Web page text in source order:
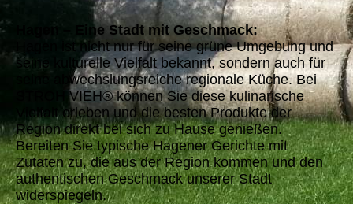
Hagen – Eine Stadt mit Geschmack:
Hagen ist nicht nur für seine grüne Umgebung und
seine kulturelle Vielfalt bekannt, sondern auch für
seine abwechslungsreiche regionale Küche. Bei
STROH VIEH® können Sie diese kulinarische
Vielfalt erleben und die besten Produkte der
Region direkt bei sich zu Hause genießen.
Bereiten Sie typische Hagener Gerichte mit
Zutaten zu, die aus der Region kommen und den
authentischen Geschmack unserer Stadt
widerspiegeln.